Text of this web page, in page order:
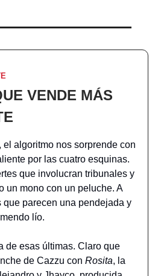
VENDE MÁS
el algoritmo nos sorprende con
por las cuatro esquinas.
que involucran tribunales y
un mono con un peluche. A
que parecen una pendejada y
lío.
de esas últimas. Claro que
de Cazzu con Rosita, la